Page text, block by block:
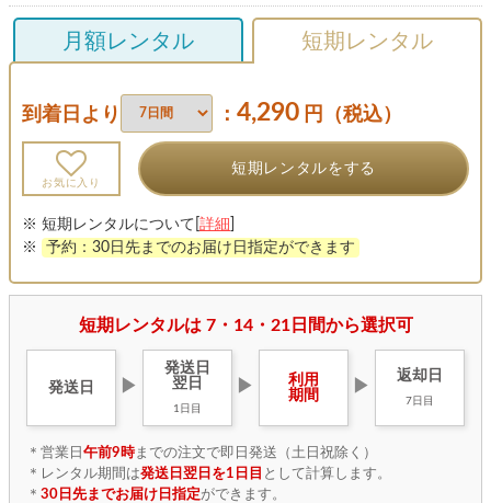
月額レンタル 短期レンタル
到着日より ： 4,290 円（税込）
お気に入り
短期レンタルをする
※ 短期レンタルについて[ 詳細
※
予約：30日先までのお届け日指定ができます
短期レンタルは 7・14・21日間から選択可
発送日 ▶
発送日
翌日
1日目
▶
利用
期間
▶
返却日
7日目
＊営業日 午前9時までの注文で即日発送（土日祝除く）
＊レンタル期間は発送日翌日を1日目 として計算します。
＊ 30日先までお届け日指定ができます。